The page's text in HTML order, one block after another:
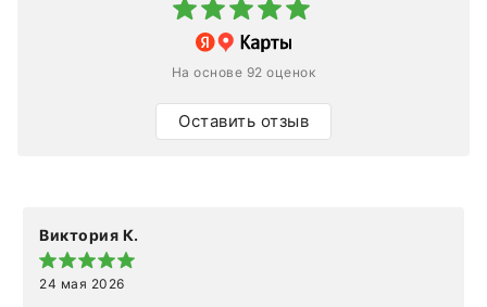
На основе 92 оценок
Оставить отзыв
Виктория К.
24 мая 2026